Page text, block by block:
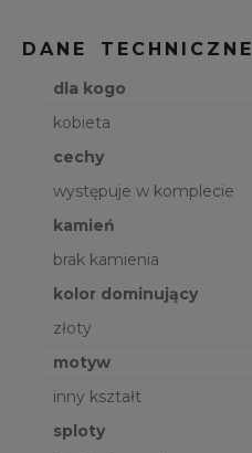
DANE TECHNICZNE
dla kogo
kobieta
cechy
występuje w komplecie
kamień
brak kamienia
kolor dominujący
złoty
motyw
inny kształt
sploty